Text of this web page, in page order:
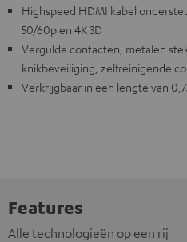
Highspeed HDMI kabel
50/60p en 4K 3D
Vergulde contacten, metalen
knikbeveiliging, zelfreinigende
Verkrijgbaar in een lengte van
Features
Alle technologieën op een rij